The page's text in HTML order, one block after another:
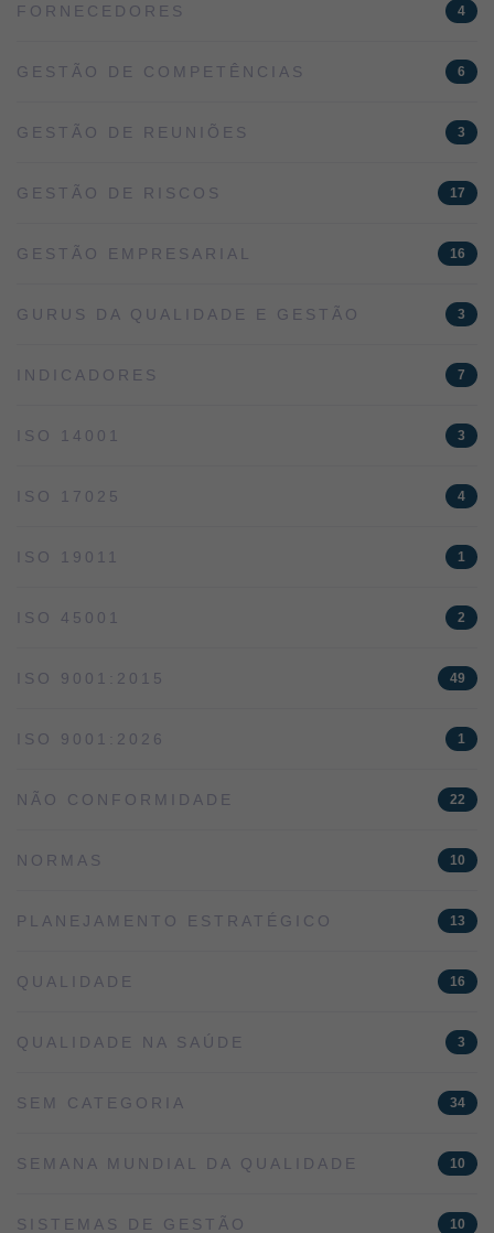
FORNECEDORES 4
GESTÃO DE COMPETÊNCIAS 6
GESTÃO DE REUNIÕES 3
GESTÃO DE RISCOS 17
GESTÃO EMPRESARIAL 16
GURUS DA QUALIDADE E GESTÃO 3
INDICADORES 7
ISO 14001 3
ISO 17025 4
ISO 19011 1
ISO 45001 2
ISO 9001:2015 49
ISO 9001:2026 1
NÃO CONFORMIDADE 22
NORMAS 10
PLANEJAMENTO ESTRATÉGICO 13
QUALIDADE 16
QUALIDADE NA SAÚDE 3
SEM CATEGORIA 34
SEMANA MUNDIAL DA QUALIDADE 10
SISTEMAS DE GESTÃO 10